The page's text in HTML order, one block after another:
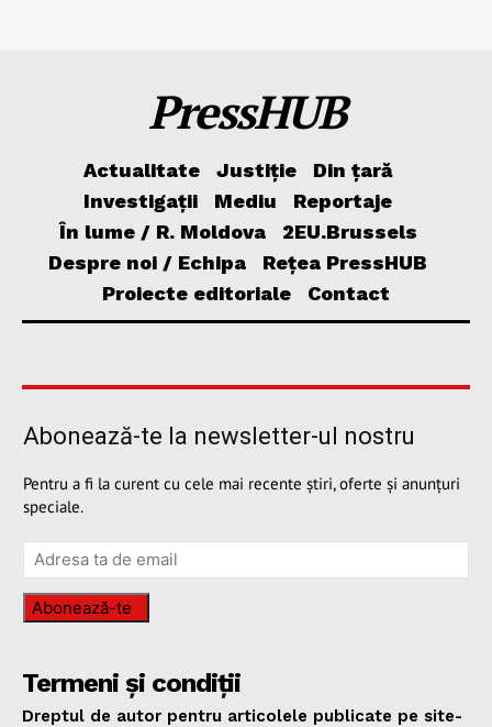
PressHUB
Actualitate Justiție
Din țară
Investigații
Mediu
Reportaje
În lume / R. Moldova
2EU.Brussels
Despre noi / Echipa
Rețea PressHUB
Proiecte editoriale
Contact
Abonează-te la newsletter-ul nostru
Pentru a fi la curent cu cele mai recente știri, oferte și anunțuri
speciale.
Abonează-te
Termeni și condiții
Dreptul de autor pentru articolele publicate pe site-